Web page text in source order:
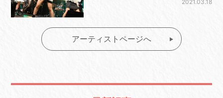
2021.03.18
アーティストページへ